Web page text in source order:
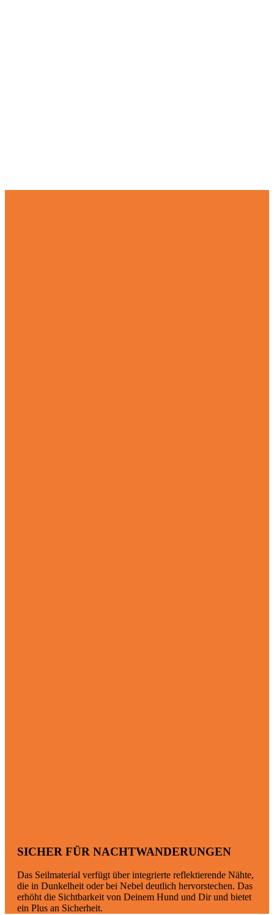
SICHER FÜR NACHTWANDERUNGEN
Das Seilmaterial verfügt über integrierte reflektierende Nähte,
die in Dunkelheit oder bei Nebel deutlich hervorstechen. Das
erhöht die Sichtbarkeit von Deinem Hund und Dir und bietet
ein Plus an Sicherheit.